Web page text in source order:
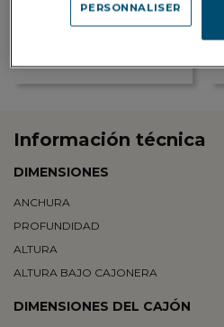
Información técnica
DIMENSIONES
ANCHURA
PROFUNDIDAD
ALTURA
ALTURA BAJO CAJONERA
DIMENSIONES DEL CAJÓN
PERSONNALISER